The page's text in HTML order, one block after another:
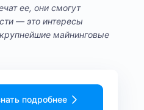
ее, они смогут
— это интересы
майнинговые
подробнее